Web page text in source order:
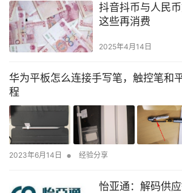
抖音抖币与人民
这些再消费
2025年4月14日
华为平板怎么连接手写笔，触控笔和
程
2023年6月14日 • 经验分享
怡亚通：解码供